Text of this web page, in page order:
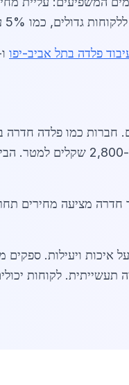
על הזמנות מעל 10 טון.
פלדה בתל אביב-יפו
חדרה מציעה מחירים
ב-2026, עם דגש על איכות